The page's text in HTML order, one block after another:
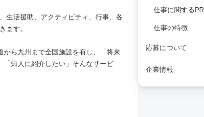
生活援助、アクティビティ、行事、各
ます。
ら九州まで全国施設を有し、「将来
「知人に紹介したい」そんなサービ
仕事に関するPR
仕事の特徴
応募について
企業情報